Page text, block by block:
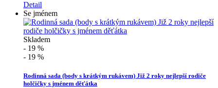
Detail
Se jménem
Skladem
- 19 %
- 19 %
Rodinná sada (body s krátkým rukávem) Již 2 roky nejlepší rodiče
holčičky s jménem děťátka